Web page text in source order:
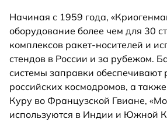
Начиная с 1959 года,
оборудование более чем для 30
комплексов ракет-носителей и
стендов в России и за рубежом.
системы заправки обеспечивают
российских космодромов, а
Куру во Французской Гвиане,
используются в Индии и Южной